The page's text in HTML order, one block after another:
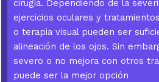
cirugía. Dependiendo de la
ejercicios oculares y
o terapia visual pueden ser
alineación de los ojos. Sin
severo o no mejora con otros
puede ser la mejor opción